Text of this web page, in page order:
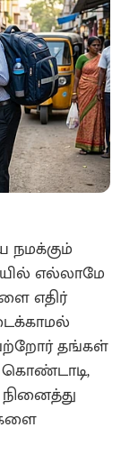
நமக்கும்
எல்லாமே
எதிர்
தங்கள்